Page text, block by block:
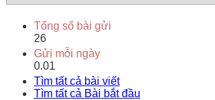
Tổng số bài gửi
26
Gửi mỗi ngày
0.01
Tìm tất cả bài viết
Tìm tất cả Bài bắt đầu